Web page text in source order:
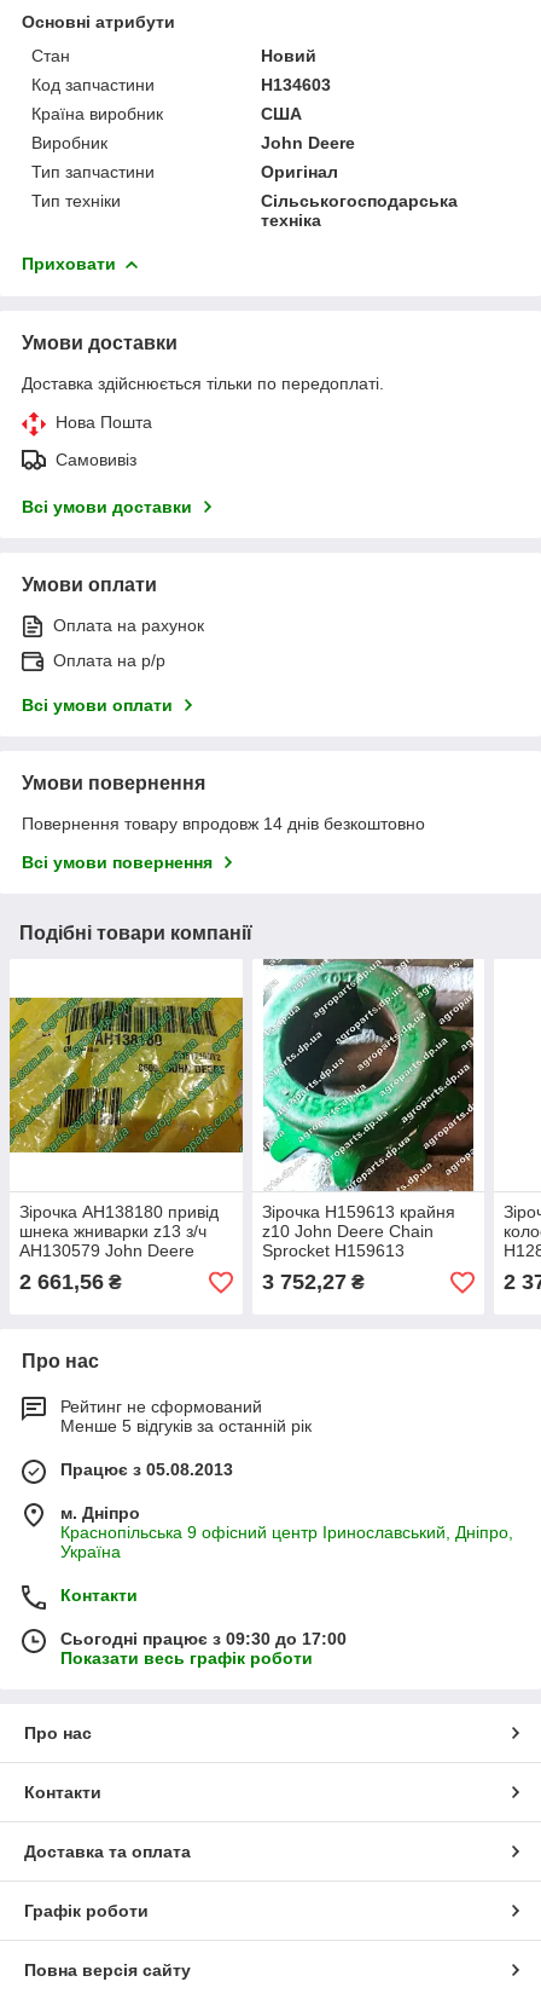
Основні атрибути
Стан
Новий
Код запчастини
H134603
Країна виробник
США
Виробник
John Deere
Тип запчастини
Оригінал
Тип техніки
Сільськогосподарська
техніка
Приховати
Умови доставки
Доставка здійснюється тільки по передоплаті.
Нова Пошта
Самовивіз
Всі умови доставки
Умови оплати
Оплата на рахунок
Оплата на р/р
Всі умови оплати
Умови повернення
Повернення товару впродовж 14 днів безкоштовно
Всі умови повернення
Подібні товари компанії
Зірочка AH138180 привід
шнека жниварки z13 з/ч
AH130579 John Deere
DRIVE SPROCKET 1 1/8"
hex bore АН130579
2 661,56 ₴
Зірочка H159613 крайня
z10 John Deere Chain
Sprocket Н159613
3 752,27₴ 2
Про нас
Рейтинг не сформований
Менше 5 відгуків за останній рік
Працює з 05.08.2013
м. Дніпро
Краснопільська 9 офісний центр Іринославський, Дніпро,
Україна
Контакти
Сьогодні працює з 09:30 до 17:00
Показати весь графік роботи
Про нас
Контакти
Доставка та оплата
Графік роботи
Повна версія сайту